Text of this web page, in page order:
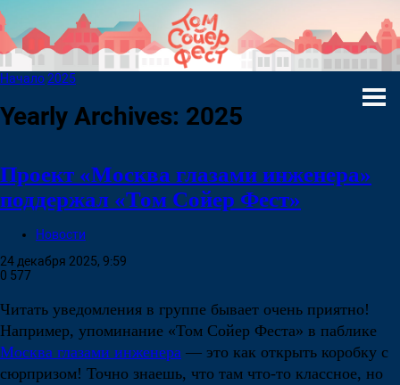
Начало2025
Yearly Archives: 2025
Проект «Москва глазами инженера»
поддержал «Том Сойер Фест»
Новости
24 декабря 2025, 9:59
0 577
Читать уведомления в группе бывает очень приятно!
Например, упоминание «Том Сойер Феста» в паблике
Москва глазами инженера — это как открыть коробку с
сюрпризом! Точно знаешь, что там что-то классное, но